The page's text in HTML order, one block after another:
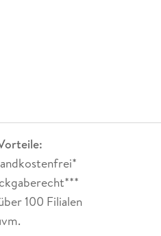
100 Filialen